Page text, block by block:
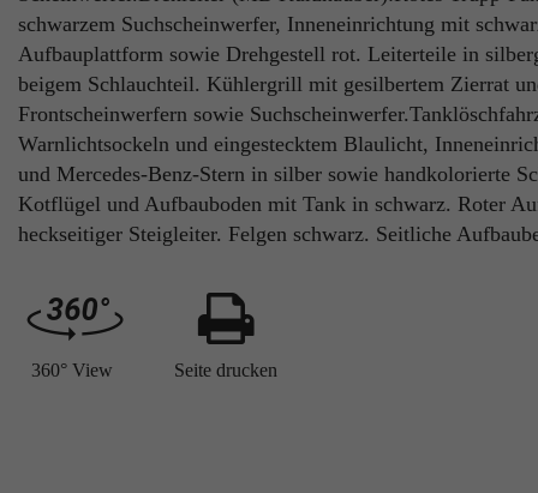
schwarzem Suchscheinwerfer, Inneneinrichtung mit
Aufbauplattform sowie Drehgestell rot. Leiterteile in
beigem Schlauchteil. Kühlergrill mit gesilbertem Zierrat
Frontscheinwerfern sowie
Warnlichtsockeln und eingestecktem Blaulicht,
und Mercedes-Benz-Stern in silber sowie handkolorierte
Kotflügel und Aufbauboden mit Tank in schwarz. Roter
heckseitiger Steigleiter. Felgen schwarz. Seitliche
360° View Seite drucken